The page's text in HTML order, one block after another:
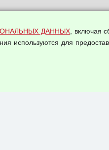
ДАННЫХ, включая
используются для